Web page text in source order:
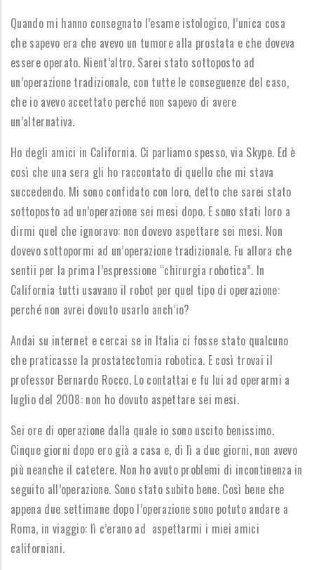
Quando mi hanno consegnato l’esame istologico, l’unica cosa
che sapevo era che avevo un tumore alla prostata e che doveva
essere operato. Nient’altro. Sarei stato sottoposto ad
un’operazione tradizionale, con tutte le conseguenze del caso,
che io avevo accettato perché non sapevo di avere
un’alternativa.
Ho degli amici in California. Ci parliamo spesso, via Skype. Ed è
così che una sera gli ho raccontato di quello che mi stava
succedendo. Mi sono confidato con loro, detto che sarei stato
sottoposto ad un’operazione sei mesi dopo. E sono stati loro a
dirmi quel che ignoravo: non dovevo aspettare sei mesi. Non
dovevo sottopormi ad un’operazione tradizionale. Fu allora che
sentii per la prima l’espressione “chirurgia robotica”. In
California tutti usavano il robot per quel tipo di operazione:
perché non avrei dovuto usarlo anch’io?
Andai su internet e cercai se in Italia ci fosse stato qualcuno
che praticasse la prostatectomia robotica. E così trovai il
professor Bernardo Rocco. Lo contattai e fu lui ad operarmi a
luglio del 2008: non ho dovuto aspettare sei mesi.
Sei ore di operazione dalla quale io sono uscito benissimo.
Cinque giorni dopo ero già a casa e, di lì a due giorni, non avevo
più neanche il catetere. Non ho avuto problemi di incontinenza in
seguito all’operazione. Sono stato subito bene. Così bene che
appena due settimane dopo l’operazione sono potuto andare a
Roma, in viaggio: lì c’erano ad aspettarmi i miei amici
californiani.